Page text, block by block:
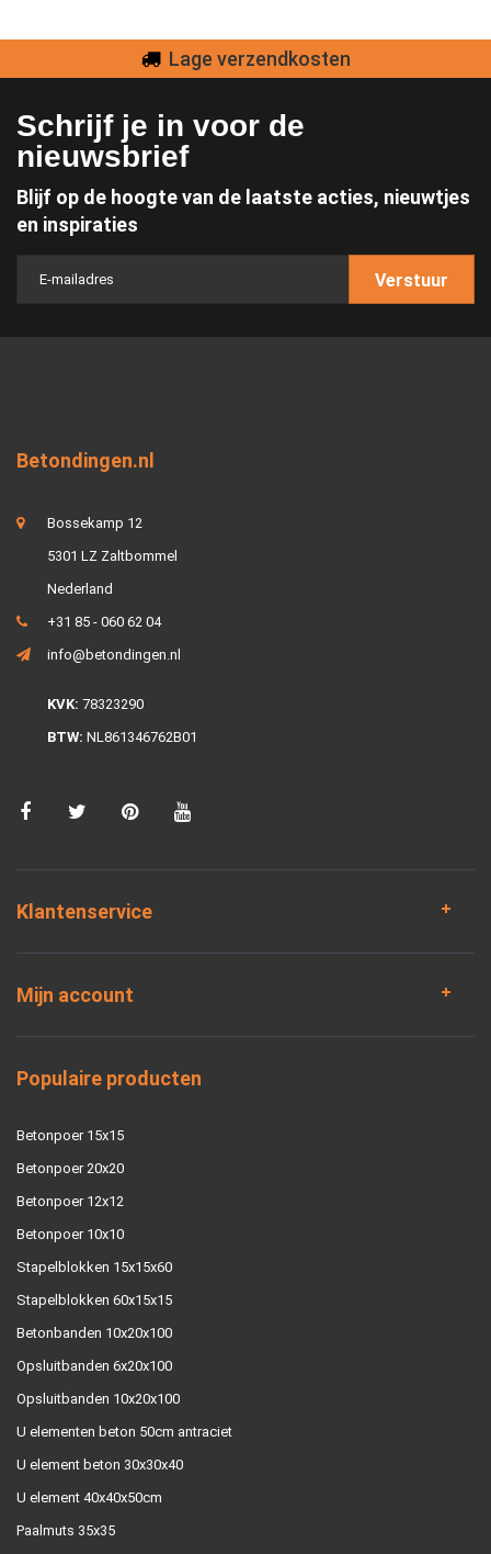
Lage verzendkosten
Schrijf je in voor de
nieuwsbrief
Blijf op de hoogte van de laatste acties, nieuwtjes
en inspiraties
Verstuur
Betondingen.nl
Bossekamp 12
5301 LZ Zaltbommel
Nederland
+31 85 - 060 62 04
info@betondingen.nl
KVK: 78323290
BTW: NL861346762B01
Klantenservice
Mijn account
Populaire producten
Betonpoer 15x15
Betonpoer 20x20
Betonpoer 12x12
Betonpoer 10x10
Stapelblokken 15x15x60
Stapelblokken 60x15x15
Betonbanden 10x20x100
Opsluitbanden 6x20x100
Opsluitbanden 10x20x100
U elementen beton 50cm antraciet
U element beton 30x30x40
U element 40x40x50cm
Paalmuts 35x35